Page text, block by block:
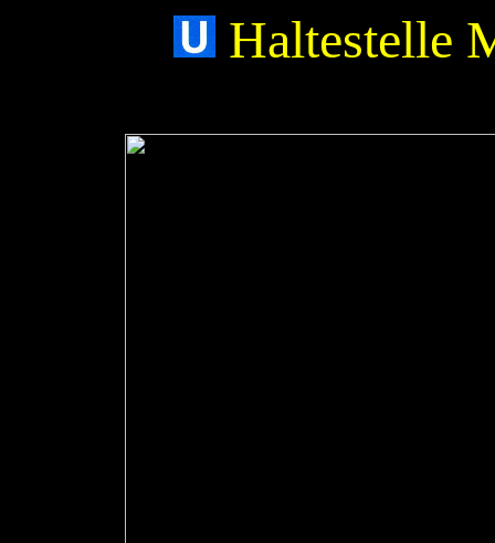
Haltestelle